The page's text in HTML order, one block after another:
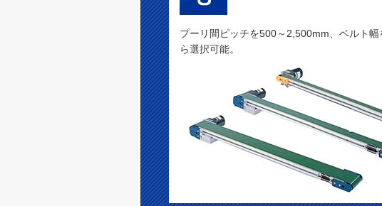
プーリ間ピッチを500～2,500mm、ベルト
ら選択可能。